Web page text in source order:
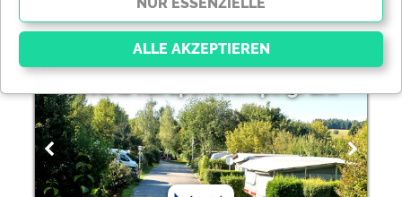
Bavaria KurSport CampingPark
Essenziell
Essenzielle Cookies ermöglichen grundlegende
Funktionen und sind für die einwandfreie Funktion der
Website dringend erforderlich. Ohne diese Cookies
werden Teile der Websitenicht funktionieren.